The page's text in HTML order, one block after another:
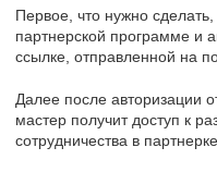
Первое, что нужно сделать,
партнерской программе и
ссылке, отправленной на
Далее после авторизации
мастер получит доступ к
сотрудничества в партнерке.